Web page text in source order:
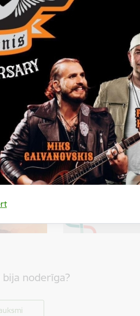
Līgo pagasta pašvaldības
rajonu, reģ. Nr. 40003356530, ar
noderīga?